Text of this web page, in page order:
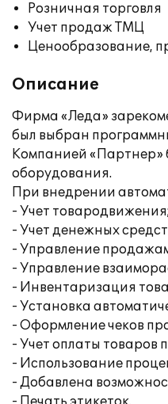
Розничная торговля
Учет продаж ТМЦ
Ценообразование,
Описание
Фирма «Леда»
был выбран
Компанией «Партнер»
оборудования.
При внедрении
- Учет
- Учет денежных
- Управление
- Управление
- Инвентаризация
- Установка
- Оформление чеков
- Учет оплаты товаров
- Использование
- Добавлена